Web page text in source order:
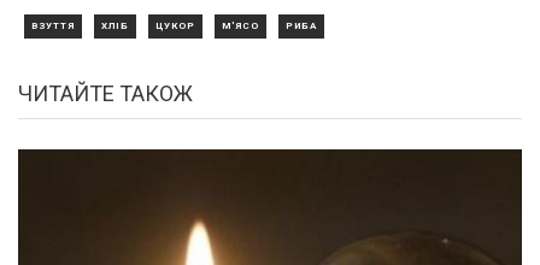
ВЗУТТЯ ХЛІБ ЦУКОР М'ЯСО РИБА
ЧИТАЙТЕ ТАКОЖ